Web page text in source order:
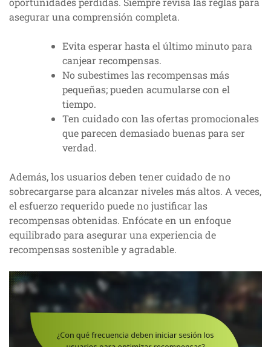
asegurar una comprensión completa.
Evita esperar hasta el último minuto para
canjear recompensas.
No subestimes las recompensas más
pequeñas; pueden acumularse con el
tiempo.
Ten cuidado con las ofertas promocionales
que parecen demasiado buenas para ser
verdad.
Además, los usuarios deben tener cuidado de no
sobrecargarse para alcanzar niveles más altos. A veces,
el esfuerzo requerido puede no justificar las
recompensas obtenidas. Enfócate en un enfoque
equilibrado para asegurar una experiencia de
recompensas sostenible y agradable.